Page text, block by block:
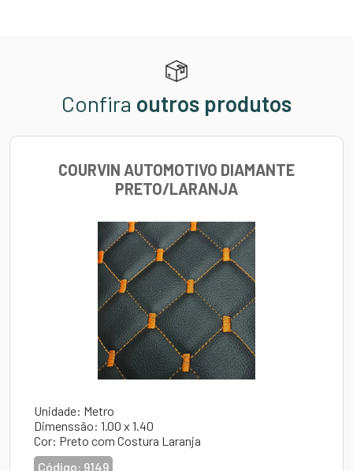
Confira outros produtos
COURVIN AUTOMOTIVO DIAMANTE
PRETO/LARANJA
Unidade: Metro
Dimenssão: 1.00 x 1.40
Cor: Preto com Costura Laranja
Código: 9149